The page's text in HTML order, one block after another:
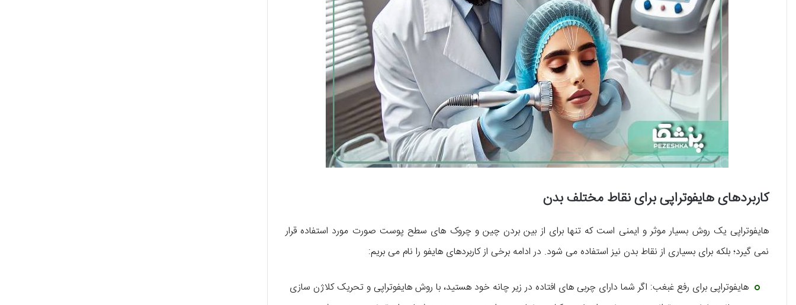
کاربردهای هایفوتراپی برای نقاط مختلف بدن
هایفوتراپی یک روش بسیار موثر و ایمنی است که تنها برای از بین بردن چین و چروک‌ های سطح پوست صورت مورد استفاده قرار
نمی‌ گیرد؛ بلکه برای بسیاری از نقاط بدن نیز استفاده می‌ شود. در ادامه برخی از کاربردهای هایفو را نام می‌ بریم:
هایفوتراپی برای رفع غبغب: اگر شما دارای چربی‌ های افتاده در زیر چانه خود هستید، با روش هایفوتراپی و تحریک کلاژن سازی